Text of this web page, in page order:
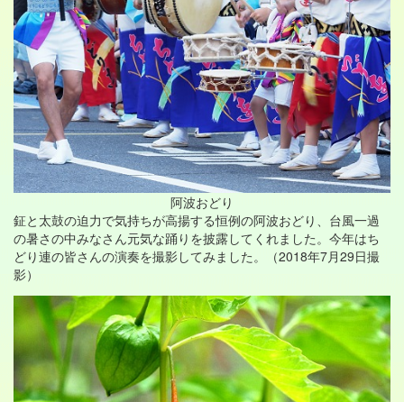
阿波おどり
鉦と太鼓の迫力で気持ちが高揚する恒例の阿波おどり、台風一過
の暑さの中みなさん元気な踊りを披露してくれました。今年はち
どり連の皆さんの演奏を撮影してみました。（2018年7月29日撮
影）